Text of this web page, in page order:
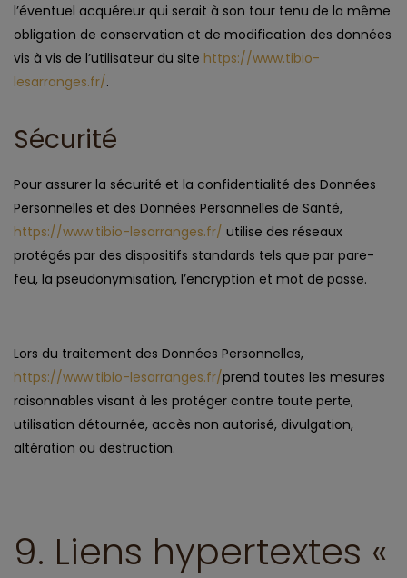
l’éventuel acquéreur qui serait à son tour tenu de la même
obligation de conservation et de modification des données
vis à vis de l’utilisateur du site https://www.tibio-
lesarranges.fr/.
Sécurité
Pour assurer la sécurité et la confidentialité des Données
Personnelles et des Données Personnelles de Santé,
https://www.tibio-lesarranges.fr/ utilise des réseaux
protégés par des dispositifs standards tels que par pare-
feu, la pseudonymisation, l’encryption et mot de passe.
Lors du traitement des Données Personnelles,
https://www.tibio-lesarranges.fr/prend toutes les mesures
raisonnables visant à les protéger contre toute perte,
utilisation détournée, accès non autorisé, divulgation,
altération ou destruction.
9. Liens hypertextes «